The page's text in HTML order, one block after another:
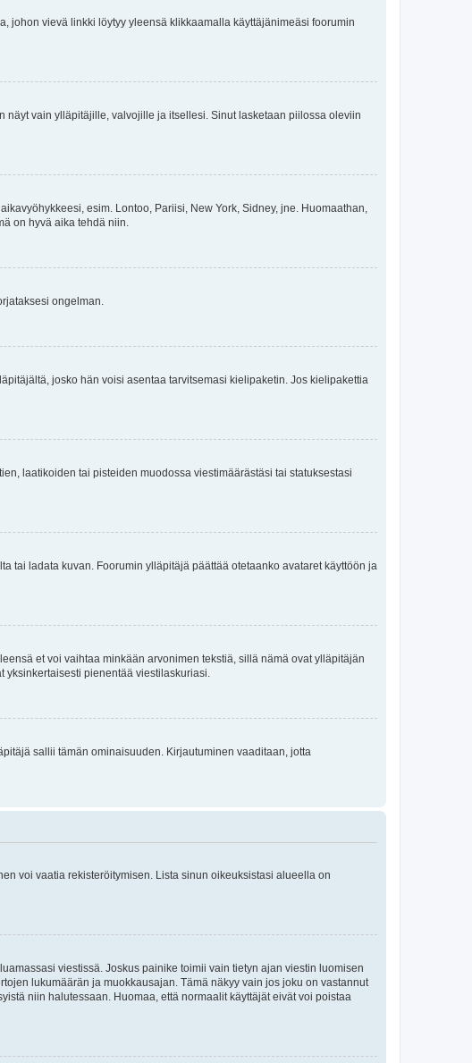
johon vievä linkki löytyy yleensä klikkaamalla käyttäjänimeäsi foorumin
näyt vain ylläpitäjille, valvojille ja itsellesi. Sinut lasketaan piilossa oleviin
esim. Lontoo, Pariisi, New York, Sidney, jne. Huomaathan,
on hyvä aika tehdä niin.
ongelman.
josko hän voisi asentaa tarvitsemasi kielipaketin. Jos kielipakettia
laatikoiden tai pisteiden muodossa viestimäärästäsi tai statuksestasi
tai ladata kuvan. Foorumin ylläpitäjä päättää otetaanko avataret käyttöön ja
et voi vaihtaa minkään arvonimen tekstiä, sillä nämä ovat ylläpitäjän
pienentää viestilaskuriasi.
sallii tämän ominaisuuden. Kirjautuminen vaaditaan, jotta
voi vaatia rekisteröitymisen. Lista sinun oikeuksistasi alueella on
viestissä. Joskus painike toimii vain tietyn ajan viestin luomisen
lukumäärän ja muokkausajan. Tämä näkyy vain jos joku on vastannut
niin halutessaan. Huomaa, että normaalit käyttäjät eivät voi poistaa